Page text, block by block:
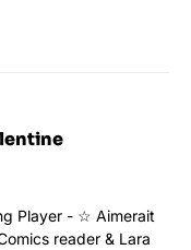
Player - ☆ Aimerait
reader & Lara